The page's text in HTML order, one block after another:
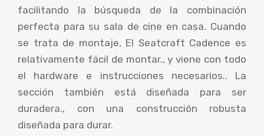
facilitando la búsqueda de la combinación
perfecta para su sala de cine en casa. Cuando
se trata de montaje, El Seatcraft Cadence es
relativamente fácil de montar., y viene con todo
el hardware e instrucciones necesarios.. La
sección también está diseñada para ser
duradera., con una construcción robusta
diseñada para durar.